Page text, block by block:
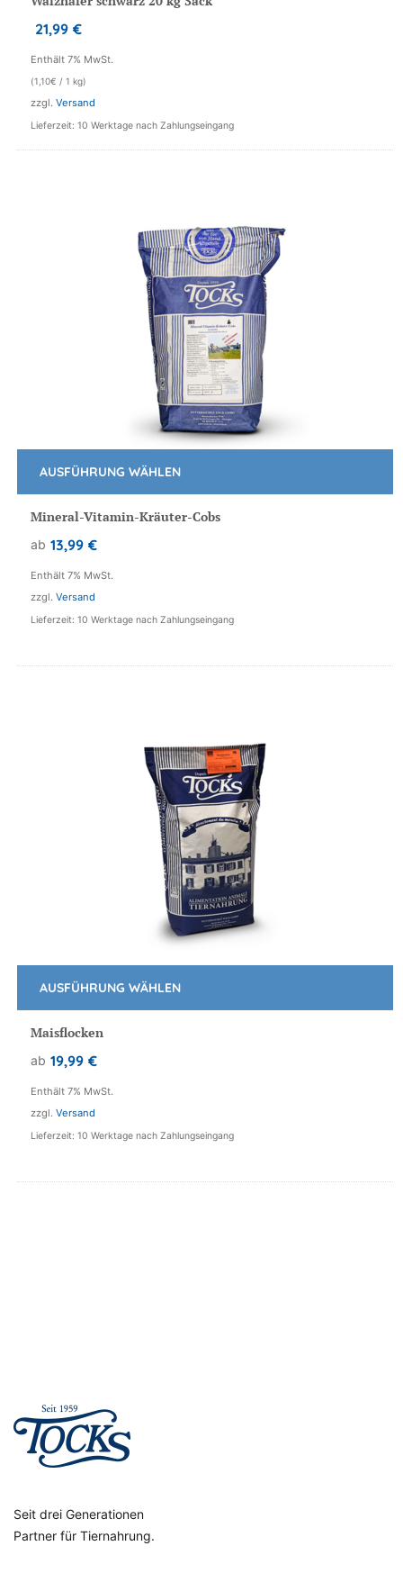
21,99 €
Enthält 7% MwSt.
(1,10€ / 1 kg)
zzgl.Versand
Lieferzeit: 10 Werktage nach Zahlungseingang
Mineral-Vitamin-Kräuter-Cobs
ab 13,99 €
Enthält 7% MwSt.
zzgl.Versand
Lieferzeit: 10 Werktage nach Zahlungseingang
AUSFÜHRUNG WÄHLEN
Dieses
weist
mehrere
Maisflocken
ab 19,99 €
Enthält 7% MwSt.
zzgl.Versand
Lieferzeit: 10 Werktage nach Zahlungseingang
AUSFÜHRUNG WÄHLEN
Dieses
weist
mehrere
Seit drei Generationen
Partner für Tiernahrung.